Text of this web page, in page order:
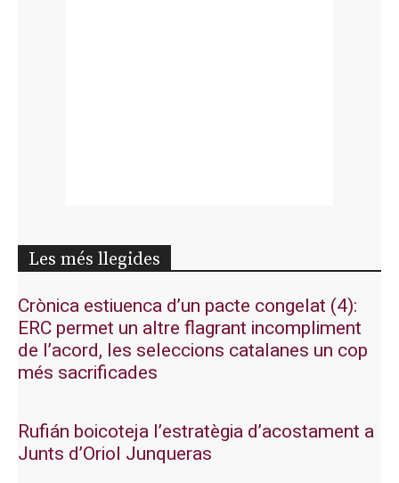
Les més llegides
Crònica estiuenca d’un pacte congelat (4):
ERC permet un altre flagrant incompliment
de l’acord, les seleccions catalanes un cop
més sacrificades
Rufián boicoteja l’estratègia d’acostament a
Junts d’Oriol Junqueras